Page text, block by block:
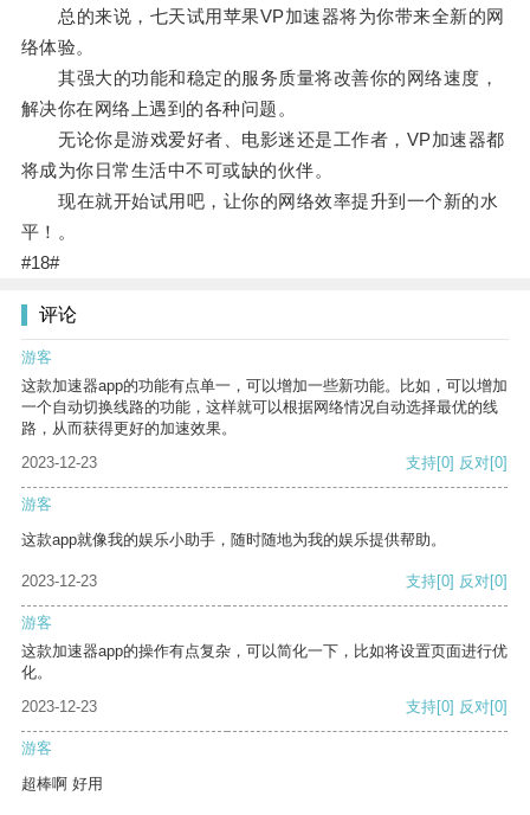
总的来说，七天试用苹果VP加速器将为你带来全新的网
络体验。
其强大的功能和稳定的服务质量将改善你的网络速度，
解决你在网络上遇到的各种问题。
无论你是游戏爱好者、电影迷还是工作者，VP加速器都
将成为你日常生活中不可或缺的伙伴。
现在就开始试用吧，让你的网络效率提升到一个新的水
平！。
#18#
评论
游客
这款加速器app的功能有点单一，可以增加一些新功能。比如，可以增加
一个自动切换线路的功能，这样就可以根据网络情况自动选择最优的线
路，从而获得更好的加速效果。
2023-12-23
支持[0] 反对[0]
游客
这款app就像我的娱乐小助手，随时随地为我的娱乐提供帮助。
2023-12-23 支持[0] 反对[0]
游客
这款加速器app的操作有点复杂，可以简化一下，比如将设置页面进行优
化。
2023-12-23
支持[0] 反对[0]
游客
超棒啊 好用